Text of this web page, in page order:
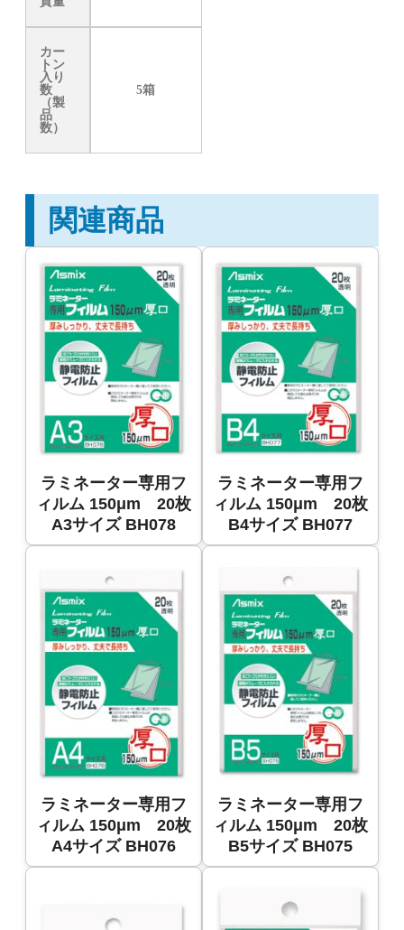
カー
トン
入り
数
（製
品
数）
5箱
関連商品
ラミネーター専用フ
ィルム 150μm 20枚
A3サイズ BH078
ラミネーター専用フ
ィルム 150μm 20枚
B4サイズ BH077
ラミネーター専用フ
ィルム 150μm 20枚
A4サイズ BH076
ラミネーター専用フ
ィルム 150μm 20枚
B5サイズ BH075